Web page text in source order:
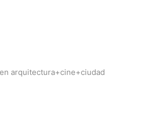
arquitectura+cine+ciudad